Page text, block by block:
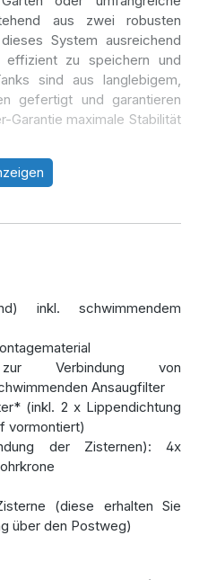
aus zwei robusten
System ausreichend
effizient zu speichern und
sind aus langlebigem,
gefertigt und garantieren
Garantie maximale Stabilität
2290 mm Höhe, 2050 mm
einem Gewicht von 201
Zisterne unkompliziert
Konstruktion
absolute Dichtheit und
Bodenverhältnissen. Dank
für Zulauf, Überlauf
einfach und schnell
Zubehör für
inkl. schwimmendem
Verbindung von
Ansaugfilter
(inkl. 2 x Lippendichtung
vormontiert)
der Zisternen): 4x
(diese erhalten Sie
über den Postweg)